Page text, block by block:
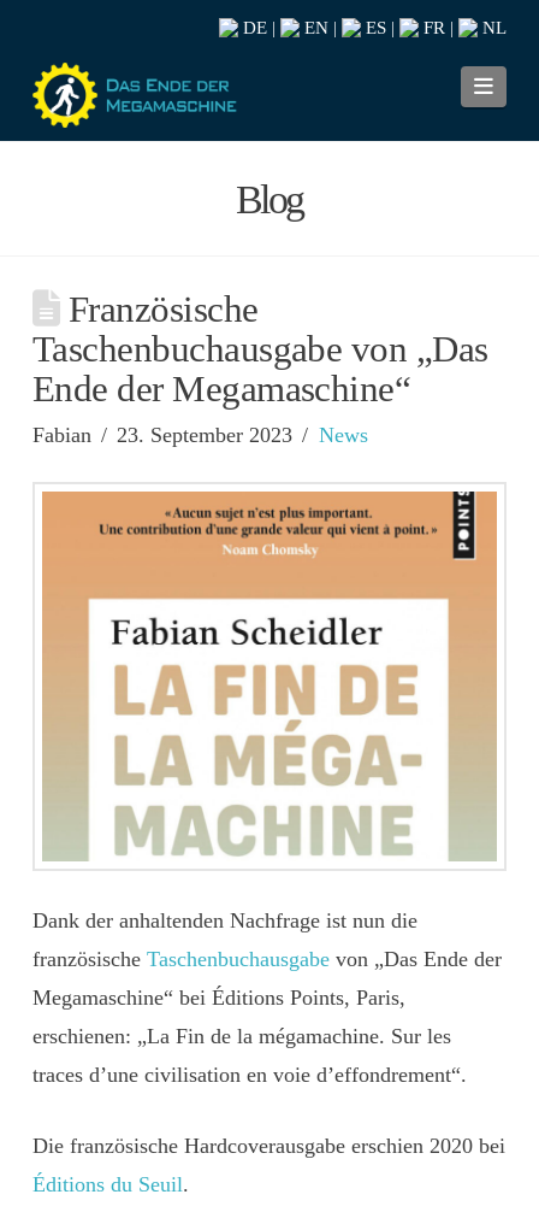
DE EN ES FR NL
Blog
Französische
Taschenbuchausgabe von „Das
Ende der Megamaschine“
Fabian 23. September 2023 News
Dank der anhaltenden Nachfrage ist nun die
französische Taschenbuchausgabevon „Das Ende der
Megamaschine“ bei Éditions Points, Paris,
erschienen: „La Fin de la mégamachine. Sur les
traces d’une civilisation en voie d’effondrement“.
Die französische Hardcoverausgabe erschien 2020 bei
Éditions du Seuil.